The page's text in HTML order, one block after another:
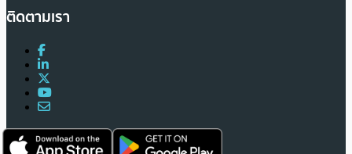
ติดตามเรา